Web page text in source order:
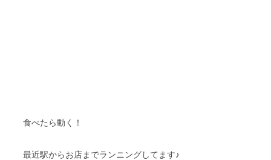
食べたら動く！
最近駅からお店までランニングしてます♪